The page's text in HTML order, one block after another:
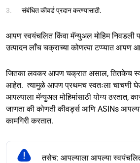
संबंधित कीवर्ड प्रदान करण्यासाठी.
आपण स्वयंचलित किंवा मॅन्युअल मोहिम निवडली
उत्पादन लाँच चक्राच्या कोणत्या टप्प्यात
जितका लवकर आपण चक्रात असाल, तितकेच
आहेत. त्यामुळे आपण प्रथमच स्वतःला चाचणी
आपल्याला मॅन्युअल मोहिमांसाठी योग्य
जाणता की कोणती कीवर्ड्स आणि ASINs
कामगिरी करतात.
तसेच: आपल्याला आपल्या